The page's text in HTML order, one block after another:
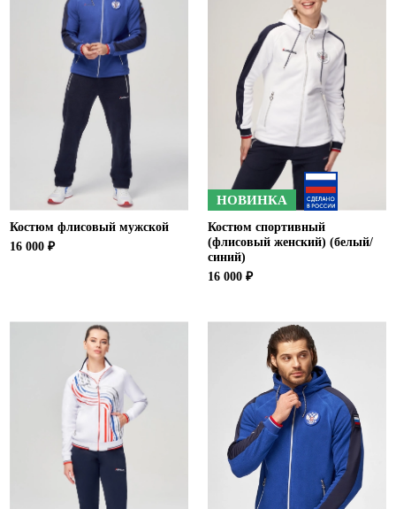
Костюм флисовый мужской
16 000 ₽
НОВИНКА
Костюм спортивный
(флисовый женский) (белый/
синий)
16 000 ₽